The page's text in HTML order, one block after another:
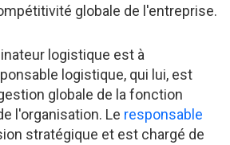
globale de l'entreprise.
logistique est à
logistique, qui lui, est
globale de la fonction
l'organisation. Le responsable
stratégique et est chargé de